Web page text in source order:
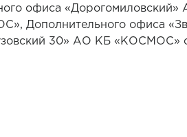
офиса
Дополнительного офиса
30» АО КБ «КОСМОС»